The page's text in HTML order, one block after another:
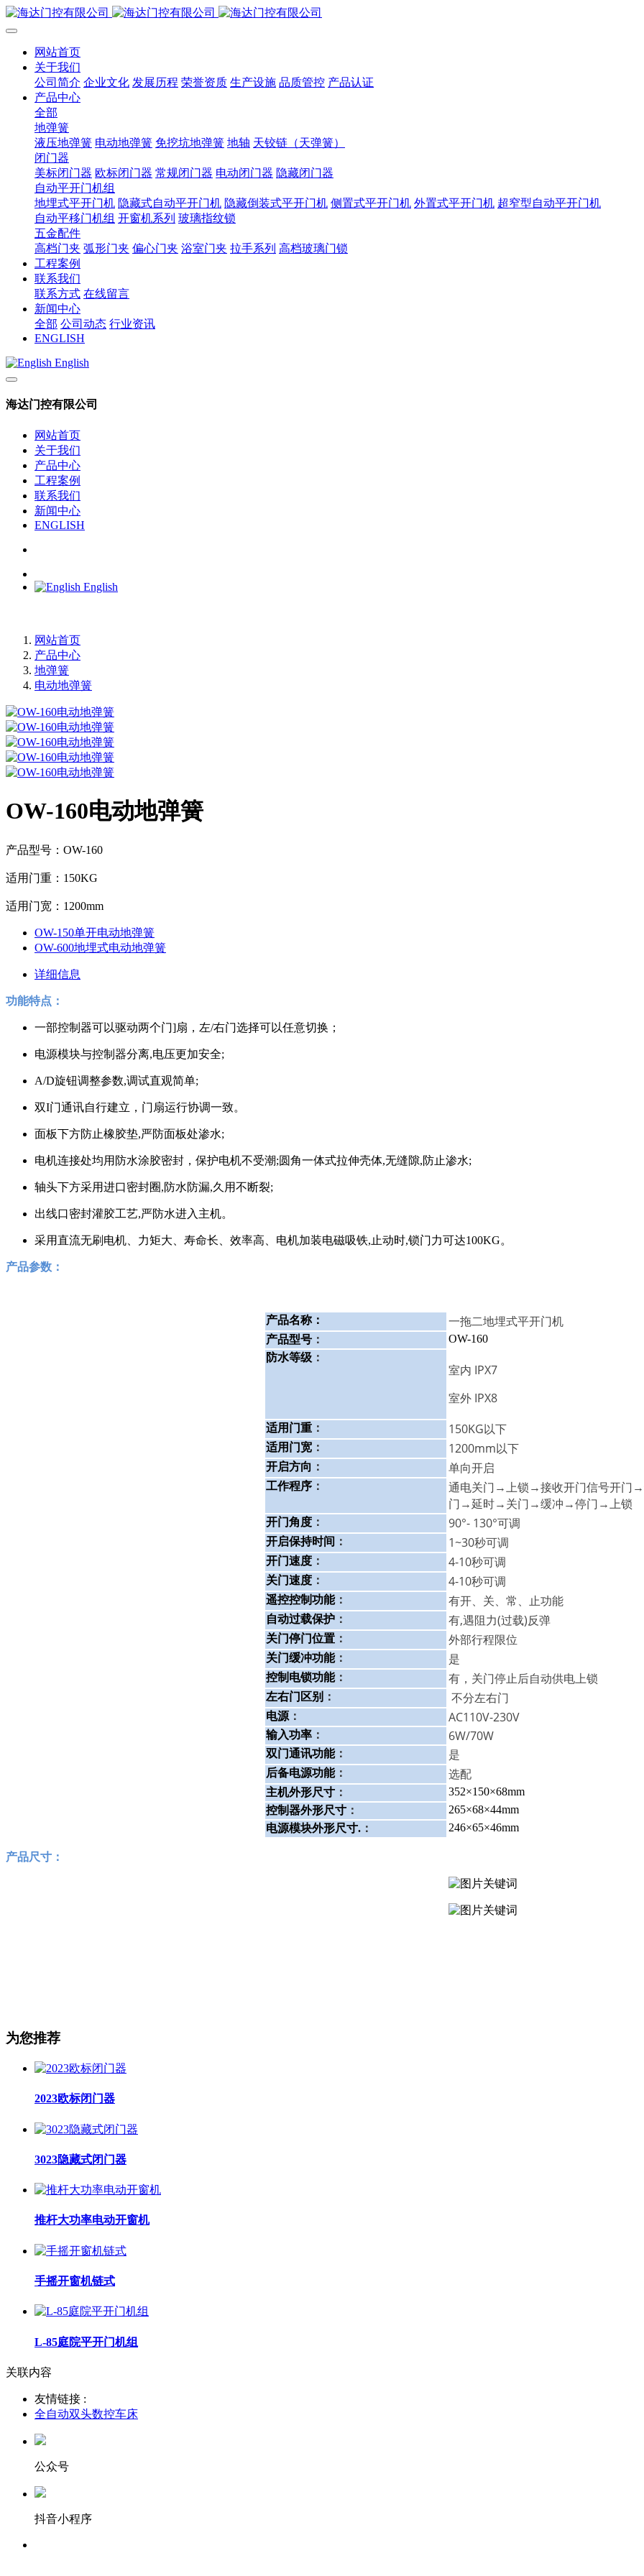
网站首页
关于我们
公司简介 企业文化 发展历程 荣誉资质 生产设施 品质管控 产品认证
产品中心
全部
地弹簧
液压地弹簧 电动地弹簧 免挖坑地弹簧 地轴 天铰链（天弹簧）
闭门器
美标闭门器 欧标闭门器 常规闭门器 电动闭门器 隐藏闭门器
自动平开门机组
地埋式平开门机 隐藏式自动平开门机 隐藏倒装式平开门机 侧置式平开门机 外置式平开门机 超窄型自动平开门机
自动平移门机组 开窗机系列 玻璃指纹锁
五金配件
高档门夹 弧形门夹 偏心门夹 浴室门夹 拉手系列 高档玻璃门锁
工程案例
联系我们
联系方式 在线留言
新闻中心
全部 公司动态 行业资讯
ENGLISH
English
海达门控有限公司
网站首页
关于我们
产品中心
工程案例
联系我们
新闻中心
ENGLISH
English
网站首页
产品中心
地弹簧
电动地弹簧
OW-160电动地弹簧
产品型号：OW-160
适用门重：150KG
适用门宽：1200mm
OW-150单开电动地弹簧
OW-600地埋式电动地弹簧
详细信息
功能特点：
一部控制器可以驱动两个门]扇，左/右门选择可以任意切换；
电源模块与控制器分离,电压更加安全;
A/D旋钮调整参数,调试直观简单;
双I门通讯自行建立，门扇运行协调一致。
面板下方防止橡胶垫,严防面板处渗水;
电机连接处均用防水涂胶密封，保护电机不受潮;圆角一体式拉伸壳体,无缝隙,防止渗水;
轴头下方采用进口密封圈,防水防漏,久用不断裂;
出线口密封灌胶工艺,严防水进入主机。
采用直流无刷电机、力矩大、寿命长、效率高、电机加装电磁吸铁,止动时,锁门力可达100KG。
产品参数：
产品名称： 一拖二地埋式平开门机
产品型号 ：
OW-160
防水等级 ：
室内 IPX7
室外 IPX8
适用门重 ： 150KG以下
适用门宽 ： 1200mm以下
开启方向 ： 单向开启
工作程序 ： 通电关门→上锁→接收开门信号开门
门 →延时→关门→缓冲→停门→上锁
开门角度 ： 90°- 130°可调
开启保持时间 ： 1~30秒可调
开门速度 ： 4-10秒可调
关门速度 ： 4-10秒可调
遥控控制功能： 有开、关、常、止功能
自动过载保护 ： 有,遇阻力(过载)反弹
关门停门位置 ： 外部行程限位
关门缓冲功能： 是
控制电锁功能： 有，关门停止后自动供电上锁
左右门区别 ： 不分左右门
电源 ： AC110V-230V
输入功率 ： 6W/70W
双门通讯功能： 是
后备电源功能： 选配
主机外形尺寸 ：
352×150×68mm
控制器外形尺寸 ：
265×68×44mm
电源模块外形尺寸. ： 246×65×46mm
产品尺寸：
为您推荐
2023欧标闭门器
3023隐藏式闭门器
推杆大功率电动开窗机
手摇开窗机链式
L-85庭院平开门机组
关联内容
友情链接 :
全自动双头数控车床
公众号
抖音小程序